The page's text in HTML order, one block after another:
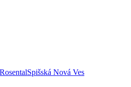
RosentalSpišská Nová Ves